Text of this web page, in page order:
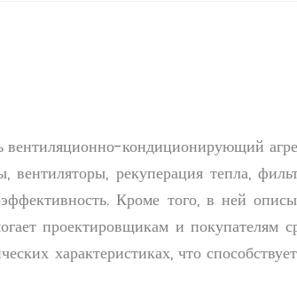
вентиляционно-кондиционирующий
вентиляторы, рекуперация тепла,
Кроме того, в ней
проектировщикам и покупателям
характеристиках, что